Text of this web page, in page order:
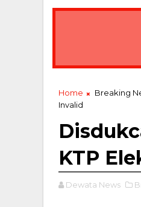
Home Breaking
Invalid
KTP
Dewata News